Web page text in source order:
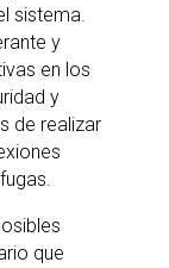
sistema.
y
en los
y
de realizar
que